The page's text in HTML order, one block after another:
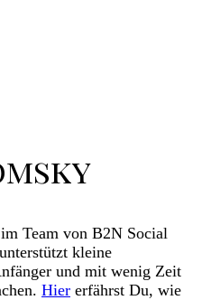
Team von B2N Social
kleine
und mit wenig Zeit
Hier erfährst Du, wie